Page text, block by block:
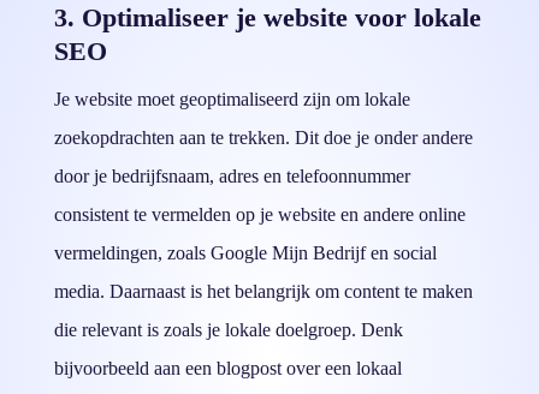
3. Optimaliseer je website voor lokale
SEO
Je website moet geoptimaliseerd zijn om lokale
zoekopdrachten aan te trekken. Dit doe je onder andere
door je bedrijfsnaam, adres en telefoonnummer
consistent te vermelden op je website en andere online
vermeldingen, zoals Google Mijn Bedrijf en social
media. Daarnaast is het belangrijk om content te maken
die relevant is zoals je lokale doelgroep. Denk
bijvoorbeeld aan een blogpost over een lokaal